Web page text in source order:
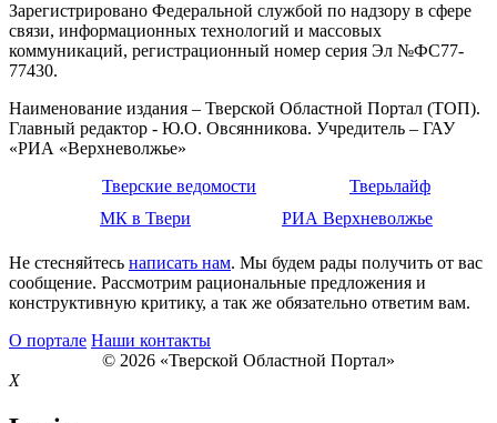
Зарегистрировано Федеральной службой по надзору в сфере
связи, информационных технологий и массовых
коммуникаций, регистрационный номер серия Эл №ФС77-
77430.
Наименование издания – Тверской Областной Портал (ТОП).
Главный редактор - Ю.О. Овсянникова. Учредитель – ГАУ
«РИА «Верхневолжье»
Тверские ведомости
Тверьлайф
МК в Твери
РИА Верхневолжье
Не стесняйтесь написать нам. Мы будем рады получить от вас
сообщение. Рассмотрим рациональные предложения и
конструктивную критику, а так же обязательно ответим вам.
О портале Наши контакты
© 2026 «Тверской Областной Портал»
X